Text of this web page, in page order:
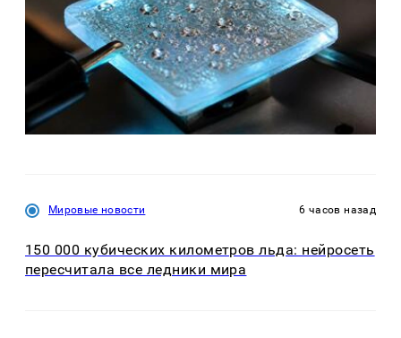
Мировые новости 6 часов назад
150 000 кубических километров льда: нейросеть
пересчитала все ледники мира